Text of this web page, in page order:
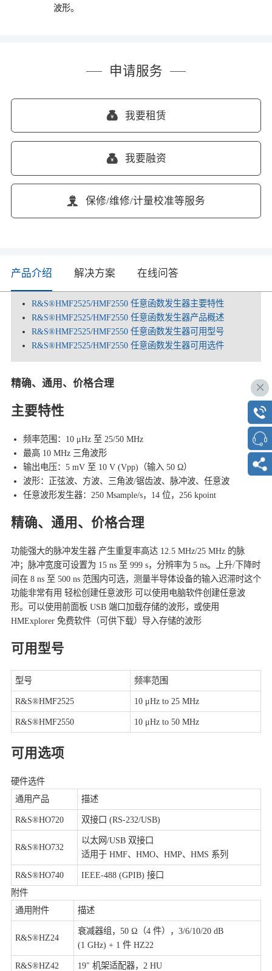
波形。
申请服务
我要租赁
我要融资
保修/维修/计量校准等服务
产品介绍 解决方案 在线问答
R&S®HMF2525/HMF2550 任意函数发生器主要特性
R&S®HMF2525/HMF2550 任意函数发生器产品概述
R&S®HMF2525/HMF2550 任意函数发生器可用型号
R&S®HMF2525/HMF2550 任意函数发生器可用选件
精确、通用、价格合理
主要特性
频率范围：10 μHz 至 25/50 MHz
最高 10 MHz 三角波形
输出电压：5 mV 至 10 V (Vpp)（输入 50 Ω）
波形：正弦波、方波、三角波/锯齿波、脉冲波、任意波
任意波形发生器：250 Msample/s，14 位，256 kpoint
精确、通用、价格合理
功能强大的脉冲发生器 产生重复率高达 12.5 MHz/25 MHz 的脉
冲；脉冲宽度可设置为 15 ns 至 999 s，分辨率为 5 ns。上升/下降时
间在 8 ns 至 500 ns 范围内可选，测量半导体设备的输入迟滞时这个
功能非常有用 轻松创建任意波形 可以使用电脑软件创建任意波
形。可以使用前面板 USB 端口加载存储的波形，或使用
HMExplorer 免费软件（可供下载）导入存储的波形
可用型号
型号 频率范围
R&S®HMF2525 10 μHz to 25 MHz
R&S®HMF2550 10 μHz to 50 MHz
可用选项
硬件选件
通用产品
描述
R&S®HO720 双接口 (RS-232/USB)
R&S®HO732
以太网/USB 双接口
适用于 HMF、HMO、HMP、HMS 系列
R&S®HO740
IEEE-488 (GPIB) 接口
附件
通用附件
描述
R&S®HZ24
衰减器组，50 Ω（4 件），3/6/10/20 dB
(1 GHz) + 1 件 HZ22
R&S®HZ42 19" 机架适配器，2 HU